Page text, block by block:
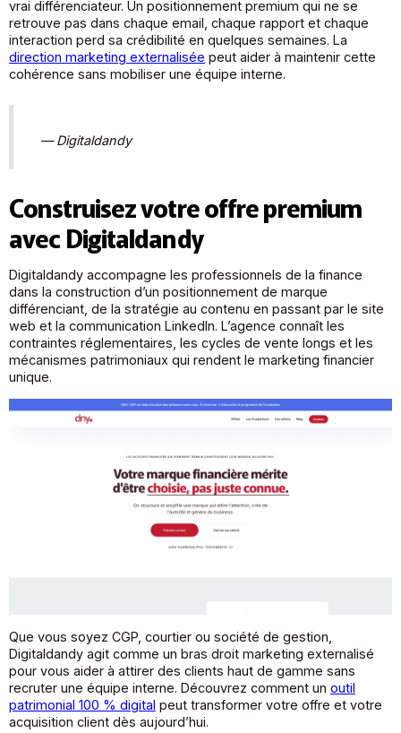
vrai différenciateur. Un positionnement premium qui ne se
retrouve pas dans chaque email, chaque rapport et chaque
interaction perd sa crédibilité en quelques semaines. La
direction marketing externalisée peut aider à maintenir cette
cohérence sans mobiliser une équipe interne.
— Digitaldandy
Construisez votre offre premium
avec Digitaldandy
Digitaldandy accompagne les professionnels de la finance
dans la construction d’un positionnement de marque
différenciant, de la stratégie au contenu en passant par le site
web et la communication LinkedIn. L’agence connaît les
contraintes réglementaires, les cycles de vente longs et les
mécanismes patrimoniaux qui rendent le marketing financier
unique.
Que vous soyez CGP, courtier ou société de gestion,
Digitaldandy agit comme un bras droit marketing externalisé
pour vous aider à attirer des clients haut de gamme sans
recruter une équipe interne. Découvrez comment un outil
patrimonial 100 % digital peut transformer votre offre et votre
acquisition client dès aujourd’hui.